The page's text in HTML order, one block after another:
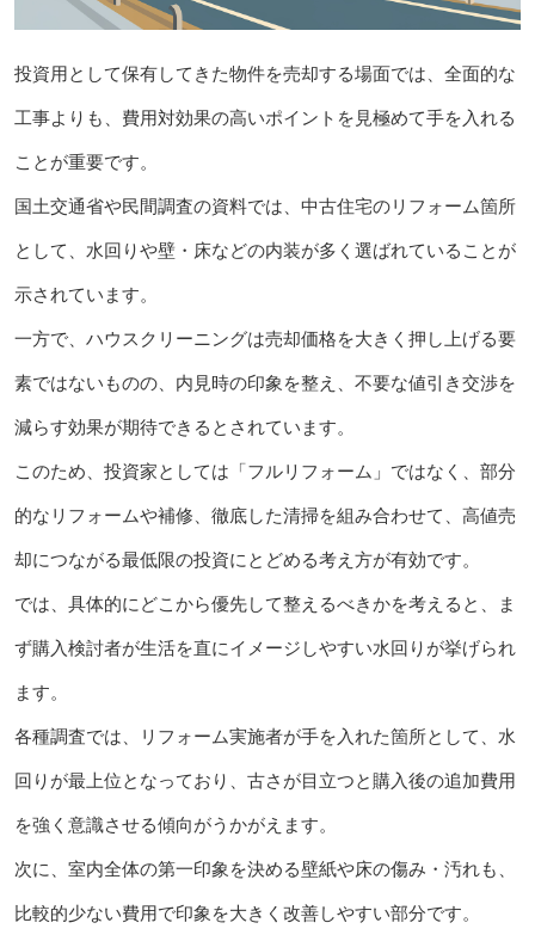
投資用として保有してきた物件を売却する場面では、全面的な
工事よりも、費用対効果の高いポイントを見極めて手を入れる
ことが重要です。
国土交通省や民間調査の資料では、中古住宅のリフォーム箇所
として、水回りや壁・床などの内装が多く選ばれていることが
示されています。
一方で、ハウスクリーニングは売却価格を大きく押し上げる要
素ではないものの、内見時の印象を整え、不要な値引き交渉を
減らす効果が期待できるとされています。
このため、投資家としては「フルリフォーム」ではなく、部分
的なリフォームや補修、徹底した清掃を組み合わせて、高値売
却につながる最低限の投資にとどめる考え方が有効です。
では、具体的にどこから優先して整えるべきかを考えると、ま
ず購入検討者が生活を直にイメージしやすい水回りが挙げられ
ます。
各種調査では、リフォーム実施者が手を入れた箇所として、水
回りが最上位となっており、古さが目立つと購入後の追加費用
を強く意識させる傾向がうかがえます。
次に、室内全体の第一印象を決める壁紙や床の傷み・汚れも、
比較的少ない費用で印象を大きく改善しやすい部分です。